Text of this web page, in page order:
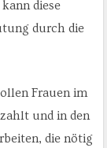
diese
durch die
Frauen im
und in den
die nötig